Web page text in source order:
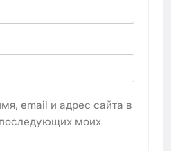
email и адрес сайта в
моих